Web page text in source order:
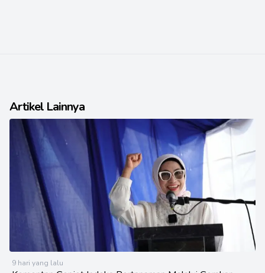
Artikel Lainnya
9 hari yang lalu